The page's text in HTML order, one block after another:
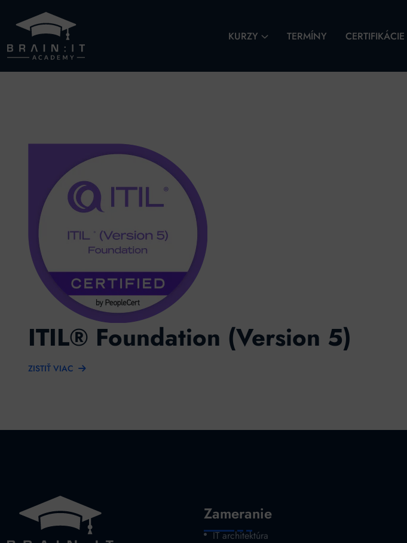
KURZY TERMÍNY CERTIFIKÁCIE
ITIL® Foundation (Version 5)
ZISTIŤ VIAC
Zameranie
IT architektúra